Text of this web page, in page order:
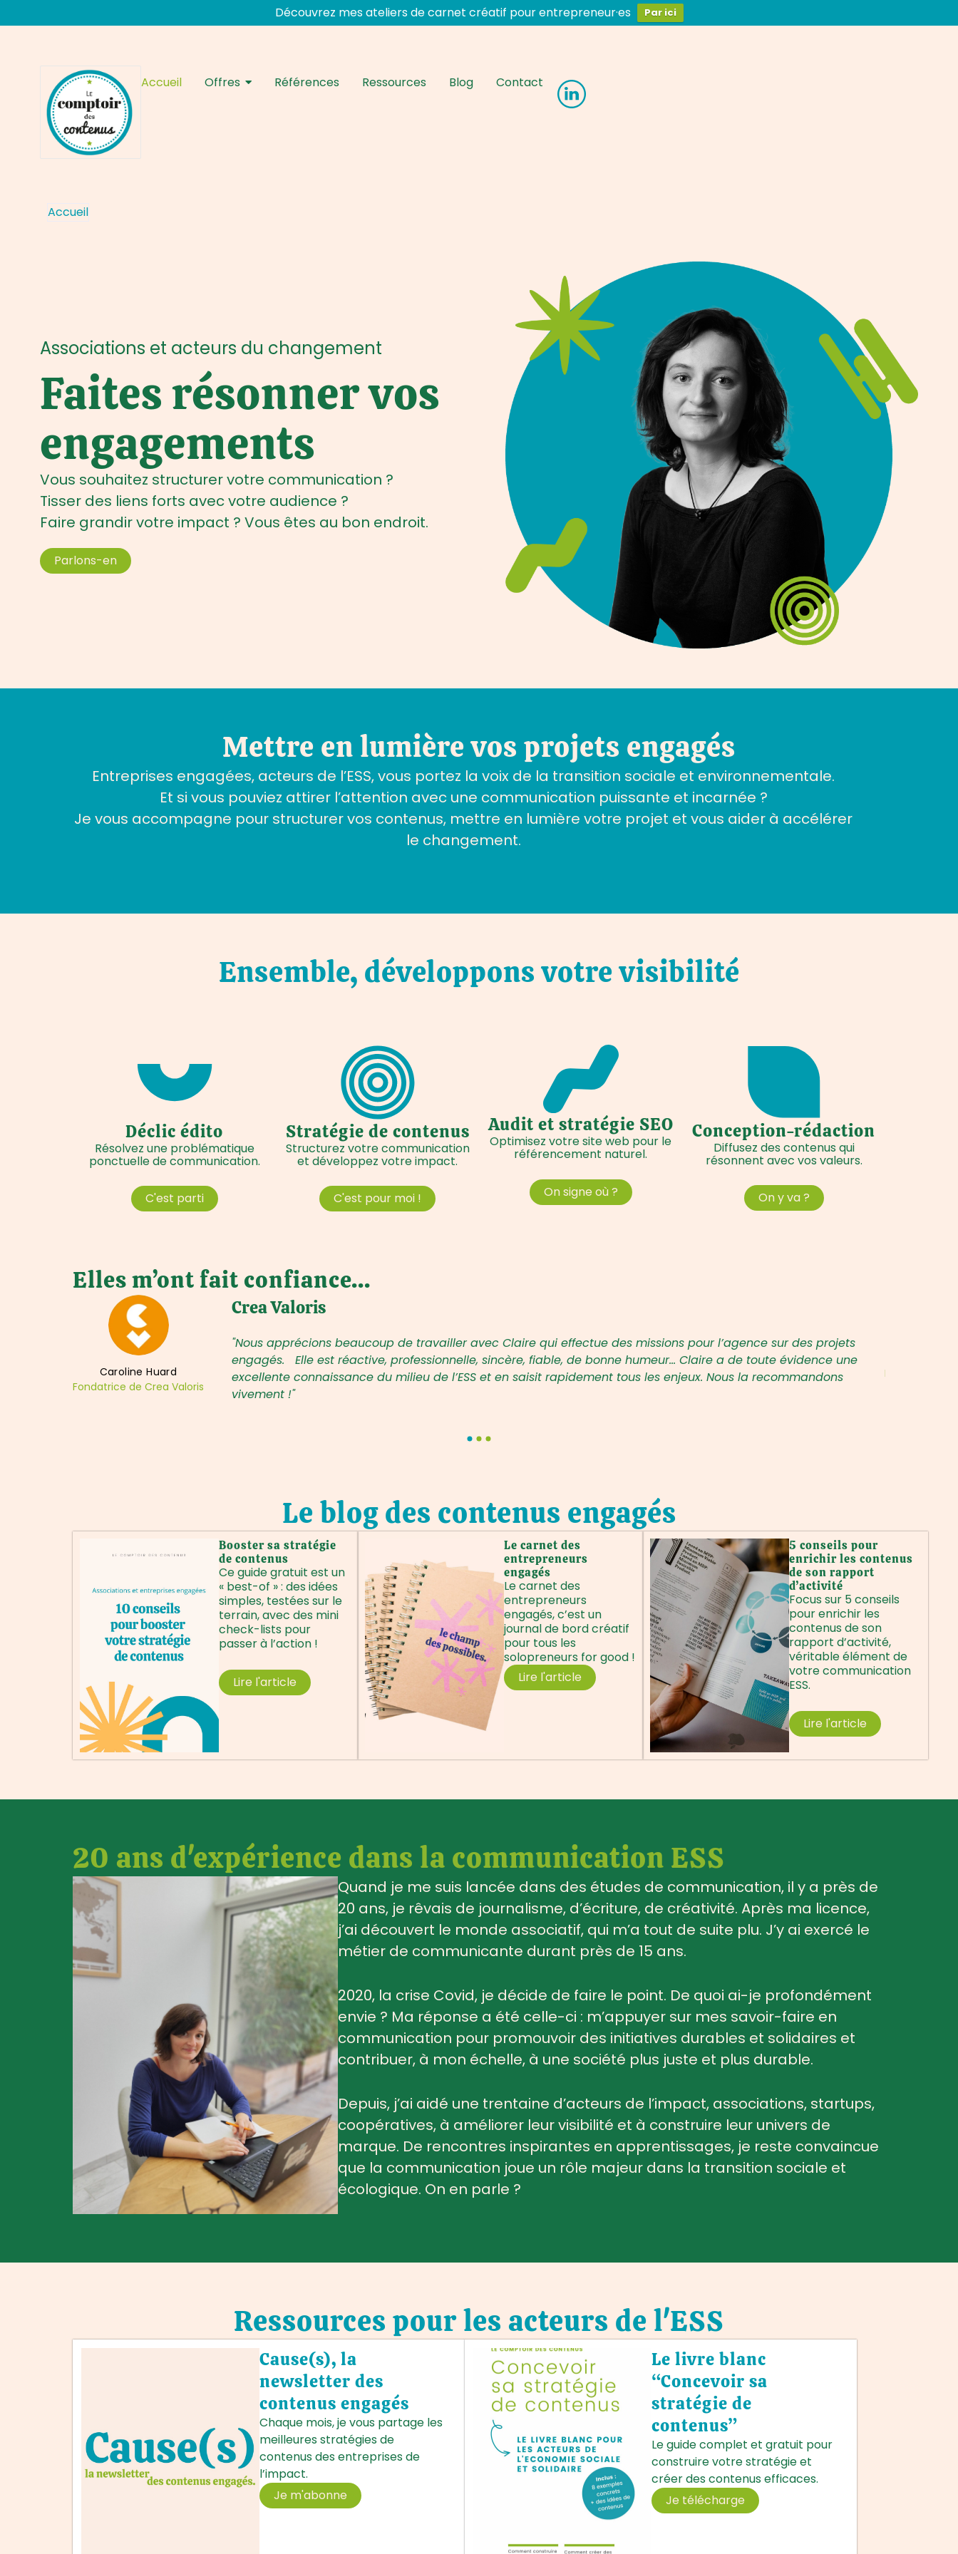
Découvrez mes ateliers de carnet créatif pour entrepreneur·es Par ici
au
Accueil Offres Références Ressources Blog Contact
Accueil
Associations et acteurs du changement
Faites résonner vos
engagements
Vous souhaitez structurer votre communication ?
Tisser des liens forts avec votre audience ?
Faire grandir votre impact ? Vous êtes au bon endroit.
Parlons-en
Mettre en lumière vos projets engagés
Entreprises engagées, acteurs de l’ESS, vous portez la voix de la transition sociale et environnementale.
Et si vous pouviez attirer l’attention avec une communication puissante et incarnée ?
Je vous accompagne pour structurer vos contenus, mettre en lumière votre projet et vous aider à accélérer
le changement.
Ensemble, développons votre visibilité
Déclic édito
Résolvez une problématique
ponctuelle de communication.
C'est parti
Stratégie de contenus
Structurez votre communication
et développez votre impact.
C'est pour moi !
Audit et stratégie SEO
Optimisez votre site web pour le
référencement naturel.
On signe où ?
Conception-rédaction
Diffusez des contenus qui
résonnent avec vos valeurs.
On y va ?
Elles m’ont fait confiance...
Caroline Huard
Fondatrice de Crea Valoris
Crea Valoris
"Nous apprécions beaucoup de travailler avec Claire qui effectue des missions pour l’agence sur des projets
engagés. Elle est réactive, professionnelle, sincère, fiable, de bonne humeur… Claire a de toute évidence une
excellente connaissance du milieu de l’ESS et en saisit rapidement tous les enjeux. Nous la recommandons
vivement !"
Fondatrice de
Le blog des contenus engagés
Booster sa stratégie
de contenus
Ce guide gratuit est un
« best-of » : des idées
simples, testées sur le
terrain, avec des mini
check-lists pour
passer à l’action !
Lire l'article
Le carnet des
entrepreneurs
engagés
Le carnet des
entrepreneurs
engagés, c’est un
journal de bord créatif
pour tous les
solopreneurs for good !
Lire l'article
5 conseils pour
enrichir les contenus
de son rapport
d’activité
Focus sur 5 conseils
pour enrichir les
contenus de son
rapport d’activité,
véritable élément de
votre communication
ESS.
Lire l'article
20 ans d'expérience dans la communication ESS
Quand je me suis lancée dans des études de communication, il y a près de
20 ans, je rêvais de journalisme, d’écriture, de créativité. Après ma licence,
j’ai découvert le monde associatif, qui m’a tout de suite plu. J’y ai exercé le
métier de communicante durant près de 15 ans.
2020, la crise Covid, je décide de faire le point. De quoi ai-je profondément
envie ? Ma réponse a été celle-ci : m’appuyer sur mes savoir-faire en
communication pour promouvoir des initiatives durables et solidaires et
contribuer, à mon échelle, à une société plus juste et plus durable.
Depuis, j’ai aidé une trentaine d’acteurs de l’impact, associations, startups,
coopératives, à améliorer leur visibilité et à construire leur univers de
marque. De rencontres inspirantes en apprentissages, je reste convaincue
que la communication joue un rôle majeur dans la transition sociale et
écologique. On en parle ?
Ressources pour les acteurs de l'ESS
Cause(s), la
newsletter des
contenus engagés
Chaque mois, je vous partage les
meilleures stratégies de
contenus des entreprises de
l’impact.
Je m'abonne
Le livre blanc
“Concevoir sa
stratégie de
contenus”
Le guide complet et gratuit pour
construire votre stratégie et
créer des contenus efficaces.
Je télécharge